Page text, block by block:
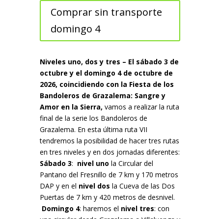
Comprar sin transporte
domingo 4
Niveles uno, dos y tres – El sábado 3 de
octubre y el domingo 4 de octubre de
2026, coincidiendo con la Fiesta de los
Bandoleros de Grazalema: Sangre y
Amor en la Sierra, vamos a realizar la ruta
final de la serie los Bandoleros de
Grazalema. En esta última ruta VII
tendremos la posibilidad de hacer tres rutas
en tres niveles y en dos jornadas diferentes:
Sábado 3: nivel uno la Circular del
Pantano del Fresnillo de 7 km y 170 metros
DAP y en el nivel dos la Cueva de las Dos
Puertas de 7 km y 420 metros de desnivel.
Domingo 4: haremos el nivel tres: con